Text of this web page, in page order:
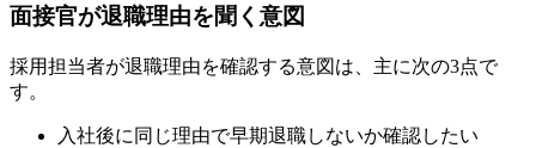
面接官が退職理由を聞く意図
採用担当者が退職理由を確認する意図は、主に次の3点で
す。
入社後に同じ理由で早期退職しないか確認したい